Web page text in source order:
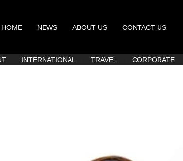
HOME NEWS ABOUT US CONTACT US
INTERNATIONAL TRAVEL CORPORATE